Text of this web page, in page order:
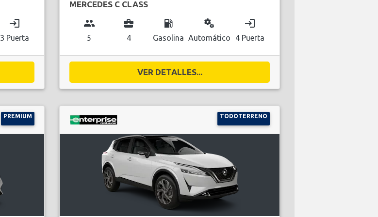
login
3 Puerta
MERCEDES C CLASS
group
5
business_center
4
local_gas_station
Gasolina
miscellaneous_services
Automático
login
4 Puerta
VER DETALLES...
PREMIUM TODOTERRENO